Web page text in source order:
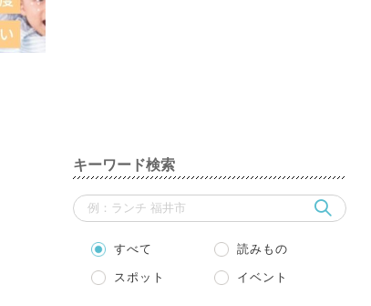
キーワード検索
すべて 読みもの
スポット イベント